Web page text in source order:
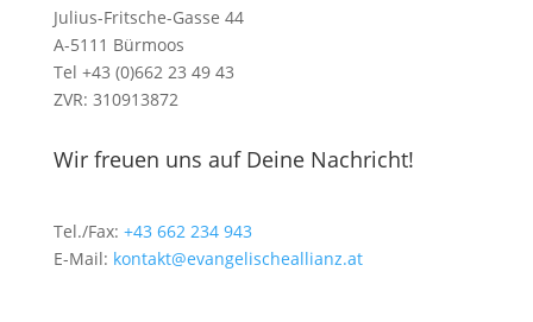
Julius-Fritsche-Gasse 44
A-5111 Bürmoos
Tel +43 (0)662 23 49 43
ZVR: 310913872
Wir freuen uns auf Deine Nachricht!
Tel./Fax: +43 662 234 943
E-Mail: kontakt@evangelischeallianz.at